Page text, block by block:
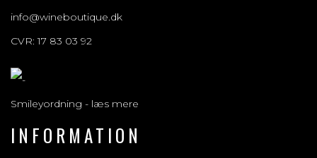
info@wineboutique.dk
CVR: 17 83 03 92
Smileyordning - læs mere
INFORMATION